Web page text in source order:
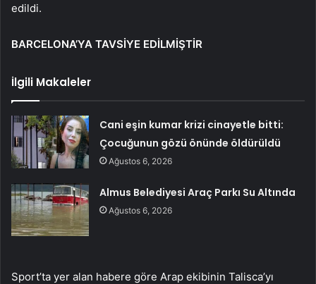
edildi.
BARCELONA’YA TAVSİYE EDİLMİŞTİR
İlgili Makaleler
Cani eşin kumar krizi cinayetle bitti:
Çocuğunun gözü önünde öldürüldü
Ağustos 6, 2026
Almus Belediyesi Araç Parkı Su Altında
Ağustos 6, 2026
Sport’ta yer alan habere göre Arap ekibinin Talisca’yı